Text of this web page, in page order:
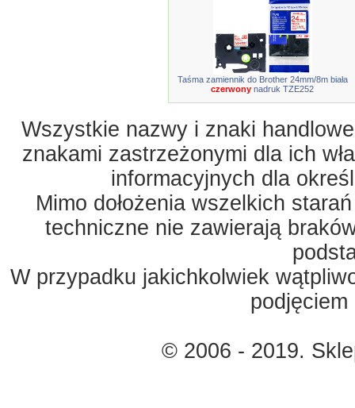
Taśma zamiennik do Brother 24mm/8m biała
czerwony nadruk TZE252
Wszystkie nazwy i znaki
znakami zastrzeżonymi dla ich
informacyjnych dla
Mimo dołożenia wszelkich
techniczne nie zawierają
W przypadku jakichkolwiek
© 2006 - 2019.